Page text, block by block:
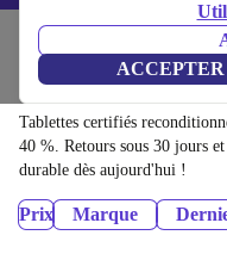
Tablettes:
Tablettes certifiés
40 %. Retours sous 30 jours
durable dès aujourd'hui !
Prix Marque